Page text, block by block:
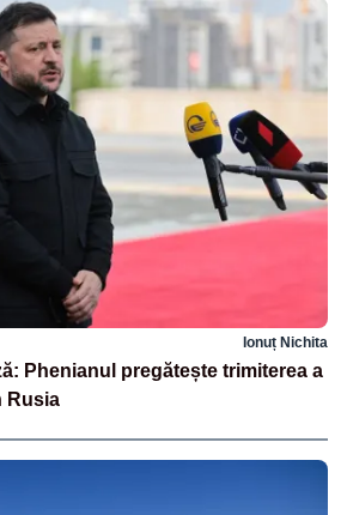
Ionuț Nichita
Phenianul pregătește trimiterea a
Rusia